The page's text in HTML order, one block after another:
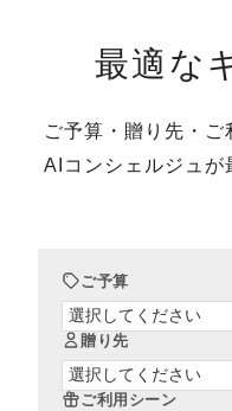
よくあるご質問
ギフト相談窓口
最適な
ご予算・贈り先・ご
AIコンシェルジュが
ご予算
贈り先
ご利用シーン